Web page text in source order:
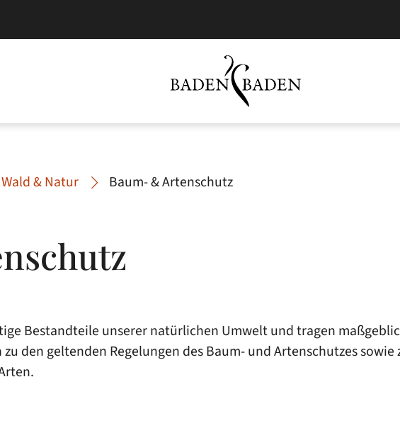
Wald & Natur Baum- & Artenschutz
Bestandteile unserer natürlichen Umwelt und tragen
den geltenden Regelungen des Baum- und Artenschutzes